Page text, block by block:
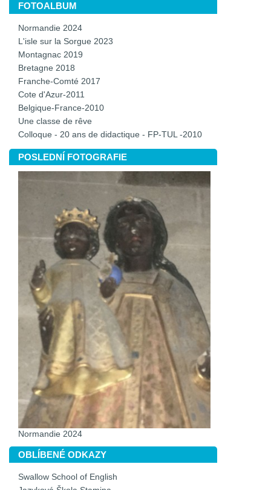
FOTOALBUM
Normandie 2024
L'isle sur la Sorgue 2023
Montagnac 2019
Bretagne 2018
Franche-Comté 2017
Cote d'Azur-2011
Belgique-France-2010
Une classe de rêve
Colloque - 20 ans de didactique - FP-TUL -2010
POSLEDNÍ FOTOGRAFIE
Normandie 2024
OBLÍBENÉ ODKAZY
Swallow School of English